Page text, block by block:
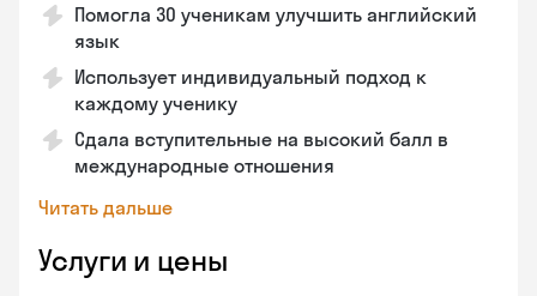
Помогла 30 ученикам улучшить английский
язык
Использует индивидуальный подход к
каждому ученику
Сдала вступительные на высокий балл в
международные отношения
Читать дальше
Услуги и цены